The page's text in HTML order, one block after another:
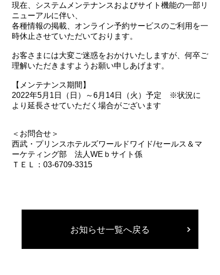
現在、システムメンテナンスおよびサイト機能の一部リ
ニューアルに伴い、
各種情報の掲載、オンライン予約サービスのご利用を一
時休止させていただいております。
お客さまには大変ご迷惑をおかけいたしますが、何卒ご
理解いただきますようお願い申しあげます。
【メンテナンス期間】
2022年5月1日（日）～6月14日（火）予定 ※状況に
より延長させていただく場合がございます
＜お問合せ＞
西武・プリンスホテルズワールドワイド/セールス＆マ
ーケティング部 法人WEｂサイト係
ＴＥＬ：03-6709-3315
お知らせ一覧へ戻る